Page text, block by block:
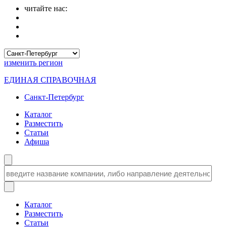
читайте нас:
изменить регион
ЕДИНАЯ СПРАВОЧНАЯ
Санкт-Петербург
Каталог
Разместить
Статьи
Афиша
Каталог
Разместить
Статьи